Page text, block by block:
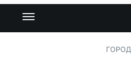
ГОРОД